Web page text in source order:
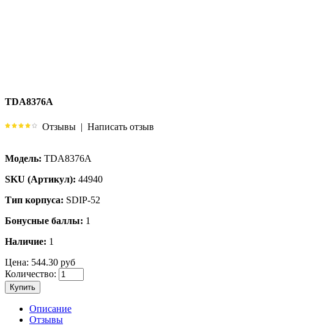
TDA8376A
Отзывы | Написать отзыв
Модель: TDA8376A
SKU (Артикул): 44940
Тип корпуса: SDIP-52
Бонусные баллы: 1
Наличие: 1
Цена: 544.30 руб
Количество:
Купить
Описание
Отзывы